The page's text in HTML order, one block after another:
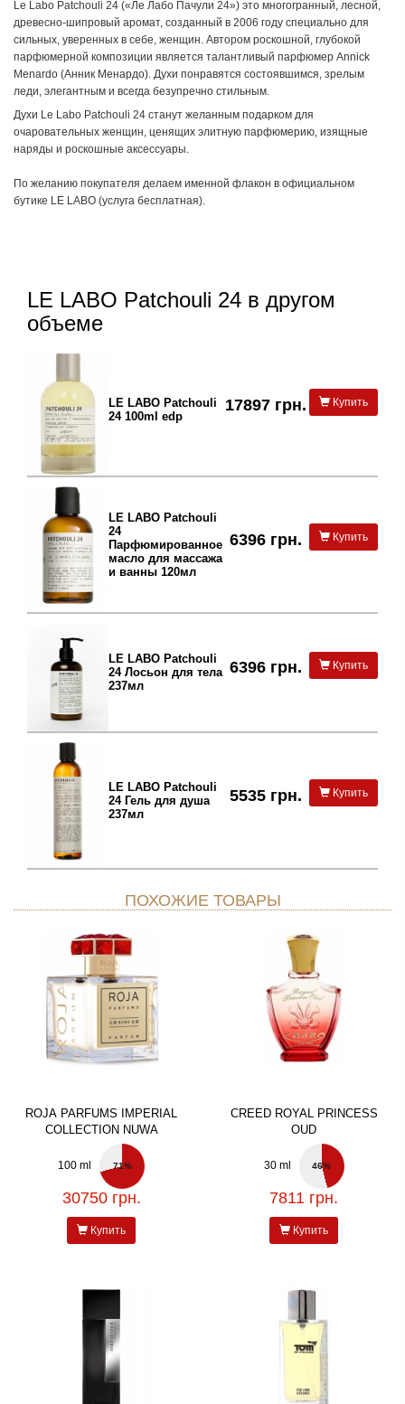
Le Labo Patchouli 24 («Ле Лабо Пачули 24») это многогранный, лесной,
древесно-шипровый аромат, созданный в 2006 году специально для
сильных, уверенных в себе, женщин. Автором роскошной, глубокой
парфюмерной композиции является талантливый парфюмер Annick
Menardo (Анник Менардо). Духи понравятся состоявшимся, зрелым
леди, элегантным и всегда безупречно стильным.
Духи Le Labo Patchouli 24 станут желанным подарком для
очаровательных женщин, ценящих элитную парфюмерию, изящные
наряды и роскошные аксессуары.
По желанию покупателя делаем именной флакон в официальном
бутике LE LABO (услуга бесплатная).
LE LABO Patchouli 24 в другом
объеме
LE LABO Patchouli
24 100ml edp
17897 грн. Купить
LE LABO Patchouli
24
Парфюмированное
масло для массажа
и ванны 120мл
6396 грн. Купить
LE LABO Patchouli
24 Лосьон для тела
237мл
6396 грн. Купить
LE LABO Patchouli
24 Гель для душа
237мл
5535 грн. Купить
ПОХОЖИЕ ТОВАРЫ
ROJA PARFUMS IMPERIAL
COLLECTION NUWA
100 ml 71%
30750 грн.
Купить
CREED ROYAL PRINCESS
OUD
30 ml 46%
7811 грн.
Купить